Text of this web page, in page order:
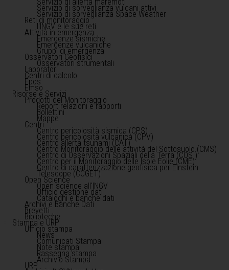
Servizio di sorveglianza vulcani attivi
Servizio di sorveglianza Space Weather
Reti di monitoraggio
l'INGV e le sue reti
Attività in emergenza
Emergenze sismiche
Emergenze vulcaniche
Gruppi di emergenza
Osservatori Geofisici
Osservatori strumentali
Laboratori
Centri di calcolo
Epos
Emso
Risorse e Servizi
Prodotti del Monitoraggio
Report relazioni e rapporti
Bollettini
Mappe
Centri
Centro pericolosità sismica (CPS)
Centro pericolosità vulcanica (CPV)
Centro allerta tsunami (CAT)
Centro Monitoraggio delle attività del Sottosuolo (CMS)
Centro di Osservazioni Spaziali della Terra (COS )
Centro per il Monitoraggio delle Isole Eolie (CME)
Centro di caratterizzazione geofisica per Einstein
Telescope (CCGET)
Open Science
Open science all'INGV
Ufficio gestione dati
Cataloghi e banche dati
Archivi e Banche Dati
Brevetti
Biblioteche
Stampa e URP
Ufficio stampa
News
Comunicati Stampa
Note stampa
Rassegna stampa
Archivio Stampa
URP